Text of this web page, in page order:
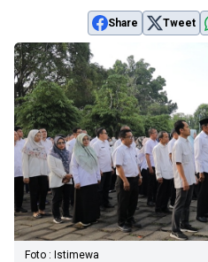
Share Tweet
Foto : Istimewa